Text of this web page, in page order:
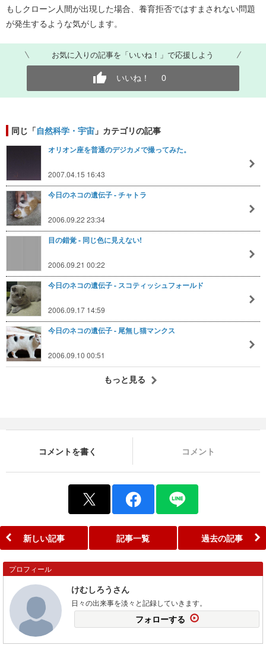
もしクローン人間が出現した場合、養育拒否ではすまされない問題
が発生するような気がします。
お気に入りの記事を「いいね！」で応援しよう
いいね！ 0
同じ「自然科学・宇宙 」カテゴリの記事
オリオン座を普通のデジカメで撮ってみた。
2007.04.15 16:43
今日のネコの遺伝子 - チャトラ
2006.09.22 23:34
目の錯覚 - 同じ色に見えない!
2006.09.21 00:22
今日のネコの遺伝子 - スコティッシュフォールド
2006.09.17 14:59
今日のネコの遺伝子 - 尾無し猫マンクス
2006.09.10 00:51
もっと見る
コメントを書く コメント
新しい記事 記事一覧 過去の記事
プロフィール
けむしろうさん
日々の出来事を淡々と記録していきます。
フォローする